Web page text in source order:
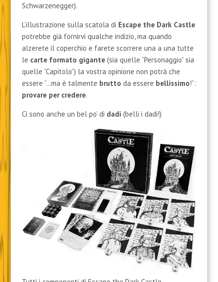
Schwarzenegger).
L’illustrazione sulla scatola di Escape the Dark Castle
potrebbe già fornirvi qualche indizio, ma quando
alzerete il coperchio e farete scorrere una a una tutte
le carte formato gigante(sia quelle “Personaggio” sia
quelle “Capitolo”) la vostra opinione non potrà che
essere “…ma è talmente brutto da essere bellissimo!”:
provare per credere.
Ci sono anche un bel po’ di dadi (belli i dadi!)